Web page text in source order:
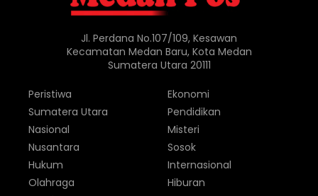
Jl. Perdana No.107/109, Kesawan
Kecamatan Medan Baru, Kota Medan
Sumatera Utara 20111
Peristiwa
Sumatera Utara
Nasional
Nusantara
Hukum
Olahraga
Ekonomi
Pendidikan
Misteri
Sosok
Internasional
Hiburan